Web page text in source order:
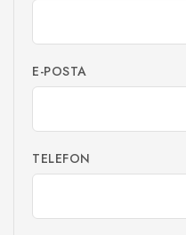
E-POSTA
TELEFON